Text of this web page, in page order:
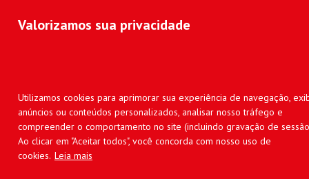
Valorizamos sua privacidade
Utilizamos cookies para aprimorar sua experiência de navegação,
anúncios ou conteúdos personalizados, analisar nosso tráfego e
compreender o comportamento no site (incluindo gravação de
Ao clicar em "Aceitar todos", você concorda com nosso uso de
cookies. Leia mais
Mapa do Site